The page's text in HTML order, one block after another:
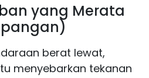
yang Merata
berat lewat,
menyebarkan tekanan